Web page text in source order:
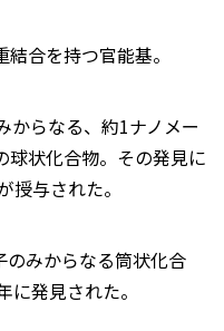
合を持つ官能基。
からなる、約1ナノメー
球状化合物。その発見に
与された。
のみからなる筒状化合
発見された。